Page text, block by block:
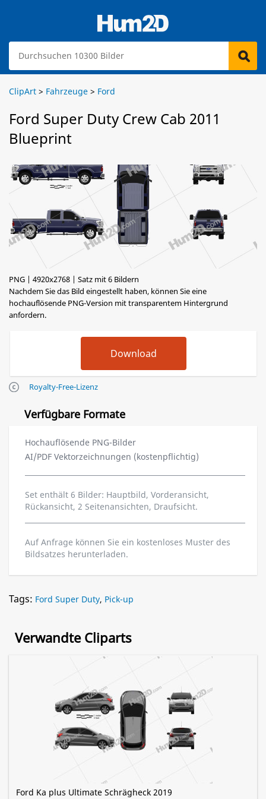
ClipArt > Fahrzeuge > Ford
Ford Super Duty Crew Cab 2011
Blueprint
PNG | 4920x2768 | Satz mit 6 Bildern
Nachdem Sie das Bild eingestellt haben, können Sie eine
hochauflösende PNG-Version mit transparentem Hintergrund
anfordern.
Royalty-Free-Lizenz
Verfügbare Formate
Hochauflösende PNG-Bilder
AI/PDF Vektorzeichnungen (kostenpflichtig)
Set enthält 6 Bilder: Hauptbild, Vorderansicht,
Rückansicht, 2 Seitenansichten, Draufsicht.
Auf Anfrage können Sie ein kostenloses Muster des
Bildsatzes herunterladen.
Tags: Ford Super Duty, Pick-up
Verwandte Cliparts
Ford Ka plus Ultimate Schrägheck 2019